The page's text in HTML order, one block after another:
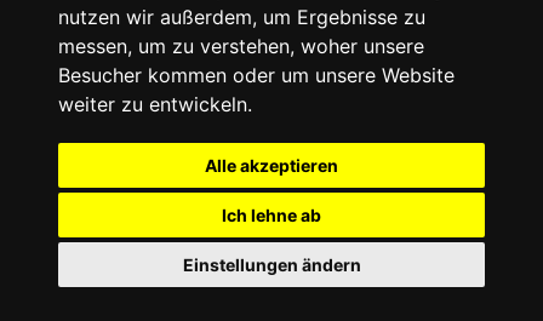
nutzen wir außerdem, um Ergebnisse zu
messen, um zu verstehen, woher unsere
Besucher kommen oder um unsere Website
weiter zu entwickeln.
Alle akzeptieren
Ich lehne ab
Einstellungen ändern